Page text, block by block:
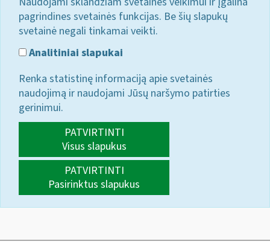
pagrindines svetainės funkcijas. Be šių slapukų
svetainė negali tinkamai veikti.
Analitiniai slapukai
Renka statistinę informaciją apie svetainės
naudojimą ir naudojami Jūsų naršymo patirties
gerinimui.
PATVIRTINTI
Visus slapukus
PATVIRTINTI
Pasirinktus slapukus